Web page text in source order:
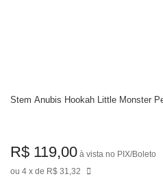
Stem Anubis Hookah Little Monster
4 de R$ 31,32
R$ 119,00 à vista no PIX/Boleto